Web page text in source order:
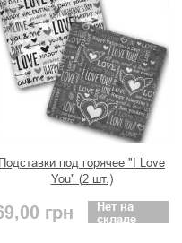
Подставки под горячее "I Love
You" (2 шт.)
грн
Нет на
складе